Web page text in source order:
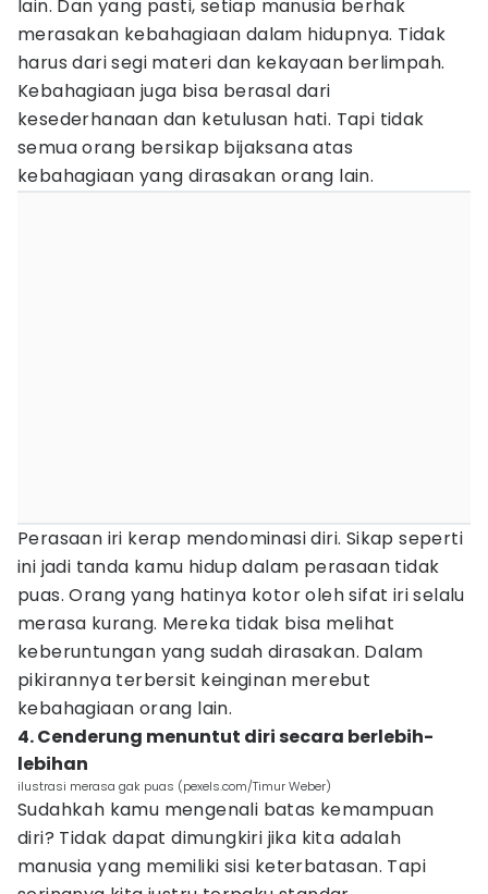
lain. Dan yang pasti, setiap manusia berhak
merasakan kebahagiaan dalam hidupnya. Tidak
harus dari segi materi dan kekayaan berlimpah.
Kebahagiaan juga bisa berasal dari
kesederhanaan dan ketulusan hati. Tapi tidak
semua orang bersikap bijaksana atas
kebahagiaan yang dirasakan orang lain.
Perasaan iri kerap mendominasi diri. Sikap seperti
ini jadi tanda kamu hidup dalam perasaan tidak
puas. Orang yang hatinya kotor oleh sifat iri selalu
merasa kurang. Mereka tidak bisa melihat
keberuntungan yang sudah dirasakan. Dalam
pikirannya terbersit keinginan merebut
kebahagiaan orang lain.
4. Cenderung menuntut diri secara berlebih-
lebihan
ilustrasi merasa gak puas (pexels.com/Timur Weber)
Sudahkah kamu mengenali batas kemampuan
diri? Tidak dapat dimungkiri jika kita adalah
manusia yang memiliki sisi keterbatasan. Tapi